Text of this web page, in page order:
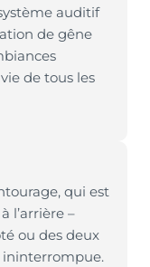
auditif
de gêne
de tous les
qui est
l’arrière –
ou des deux